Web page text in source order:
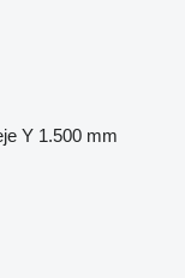
Y 1.500 mm